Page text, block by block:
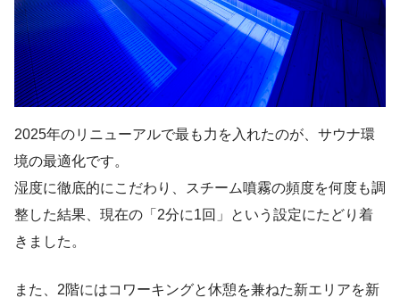
2025年のリニューアルで最も力を入れたのが、サウナ環
境の最適化です。
湿度に徹底的にこだわり、スチーム噴霧の頻度を何度も調
整した結果、現在の「2分に1回」という設定にたどり着
きました。
また、2階にはコワーキングと休憩を兼ねた新エリアを新